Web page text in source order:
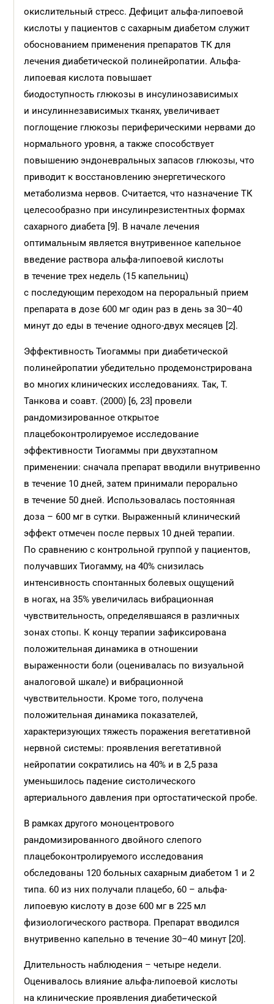
окислительный стресс. Дефицит альфа-липоевой
кислоты у пациентов с сахарным диабетом служит
обоснованием применения препаратов ТК для
лечения диабетической полинейропатии. Альфа-
липоевая кислота повышает
биодоступность глюкозы в инсулинозависимых
и инсулиннезависимых тканях, увеличивает
поглощение глюкозы периферическими нервами до
нормального уровня, а также способствует
повышению эндоневральных запасов глюкозы, что
приводит к восстановлению энергетического
метаболизма нервов. Считается, что назначение ТК
целесообразно при инсулинрезистентных формах
сахарного диабета [9]. В начале лечения
оптимальным является внутривенное капельное
введение раствора альфа-липоевой кислоты
в течение трех недель (15 капельниц)
с последующим переходом на пероральный прием
препарата в дозе 600 мг один раз в день за 30–40
минут до еды в течение одного-двух месяцев [2].
Эффективность Тиогаммы при диабетической
полинейропатии убедительно продемонстрирована
во многих клинических исследованиях. Так, Т.
Танкова и соавт. (2000) [6, 23] провели
рандомизированное открытое
плацебоконтролируемое исследование
эффективности Тиогаммы при двухэтапном
применении: сначала препарат вводили внутривенно
в течение 10 дней, затем принимали перорально
в течение 50 дней. Использовалась постоянная
доза – 600 мг в сутки. Выраженный клинический
эффект отмечен после первых 10 дней терапии.
По сравнению с контрольной группой у пациентов,
получавших Тиогамму, на 40% снизилась
интенсивность спонтанных болевых ощущений
в ногах, на 35% увеличилась вибрационная
чувствительность, определявшаяся в различных
зонах стопы. К концу терапии зафиксирована
положительная динамика в отношении
выраженности боли (оценивалась по визуальной
аналоговой шкале) и вибрационной
чувствительности. Кроме того, получена
положительная динамика показателей,
характеризующих тяжесть поражения вегетативной
нервной системы: проявления вегетативной
нейропатии сократились на 40% и в 2,5 раза
уменьшилось падение систолического
артериального давления при ортостатической пробе.
В рамках другого моноцентрового
рандомизированного двойного слепого
плацебоконтролируемого исследования
обследованы 120 больных сахарным диабетом 1 и 2
типа. 60 из них получали плацебо, 60 – aльфа-
липоевую кислоту в дозе 600 мг в 225 мл
физиологического раствора. Препарат вводился
внутривенно капельно в течение 30–40 минут [20].
Длительность наблюдения – четыре недели.
Оценивалось влияние aльфа-липоевой кислоты
на клинические проявления диабетической